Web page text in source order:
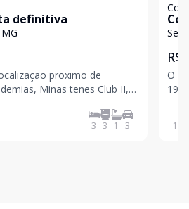
definitiva
proximo de
Minas tenes Club II,
Estadual Professor Pedro
Hospital Evangélico de Belo
3 3 1 3
R$
O
190